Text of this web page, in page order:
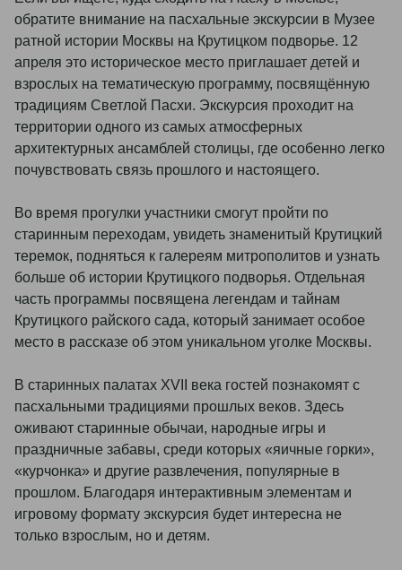
обратите внимание на пасхальные экскурсии в Музее
ратной истории Москвы на Крутицком подворье. 12
апреля это историческое место приглашает детей и
взрослых на тематическую программу, посвящённую
традициям Светлой Пасхи. Экскурсия проходит на
территории одного из самых атмосферных
архитектурных ансамблей столицы, где особенно легко
почувствовать связь прошлого и настоящего.
Во время прогулки участники смогут пройти по
старинным переходам, увидеть знаменитый Крутицкий
теремок, подняться к галереям митрополитов и узнать
больше об истории Крутицкого подворья. Отдельная
часть программы посвящена легендам и тайнам
Крутицкого райского сада, который занимает особое
место в рассказе об этом уникальном уголке Москвы.
В старинных палатах XVII века гостей познакомят с
пасхальными традициями прошлых веков. Здесь
оживают старинные обычаи, народные игры и
праздничные забавы, среди которых «яичные горки»,
«курчонка» и другие развлечения, популярные в
прошлом. Благодаря интерактивным элементам и
игровому формату экскурсия будет интересна не
только взрослым, но и детям.